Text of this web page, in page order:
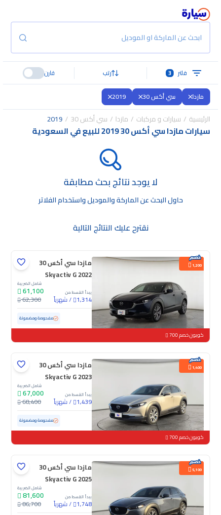
ابحث عن الماركة او الموديل
فلتر 3 رتب قارن
مازدا سي أكس 30 2019
الرئيسية سيارات و مركبات مازدا سي أكس 30 2019
سيارات مازدا سي أكس 30 2019 للبيع في السعودية
لا يوجد نتائج بحث مطابقة
حاول البحث عن الماركة والموديل واستخدام الفلاتر
نقترح عليك النتائج التالية
1,200
مازدا سي أكس 30
Skyactiv G 2022
يبدأ القسط من
1,314
/شهرياً
شامل الضريبة
61,100
62,300
مستعملة 102,102 كم مفحوصة ومضمونة
كوبون خصم 700
1,400
مازدا سي أكس 30
Skyactiv G 2023
يبدأ القسط من
1,439
/شهرياً
شامل الضريبة
67,000
68,400
مستعملة 67,100 كم مفحوصة ومضمونة
كوبون خصم 700
5,100
مازدا سي أكس 30
Skyactiv G 2025
يبدأ القسط من
1,748
/شهرياً
شامل الضريبة
81,600
86,700